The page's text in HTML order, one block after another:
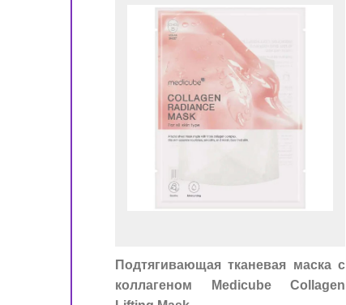
Подтягивающая тканевая маска с
коллагеном Medicube Collagen